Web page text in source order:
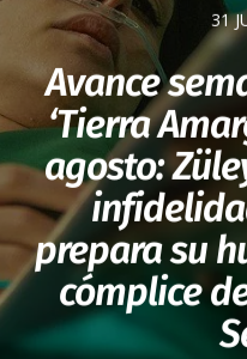
31
Avance
‘Tierra
agosto:
prepara su
cómplice